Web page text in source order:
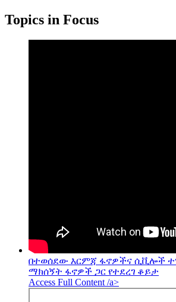
Topics in Focus
በተወሰደው እርምጃ ፋኖዎችና ሲቪሎች
ማክሰኝት ፋኖዎች ጋር የተደረገ ቆይታ
Access Full Content /a>